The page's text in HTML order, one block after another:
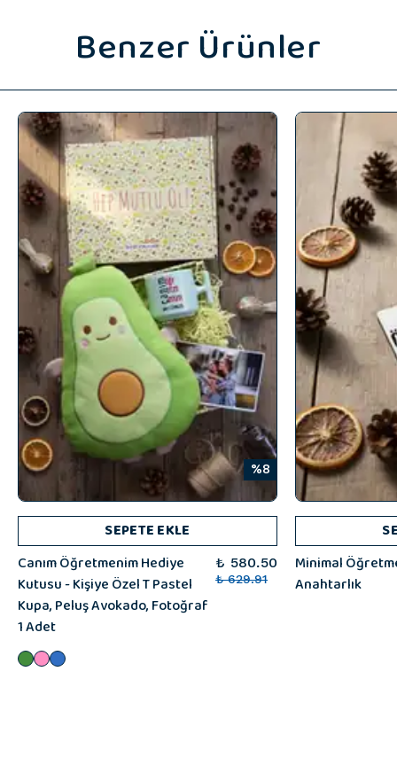
Benzer Ürünler
%8
SEPETE EKLE
Canım Öğretmenim Hediye
Kutusu - Kişiye Özel T Pastel
Kupa, Peluş Avokado, Fotoğraf
1 Adet
₺ 580.50
₺ 629.91
Minimal
Anahtarlık